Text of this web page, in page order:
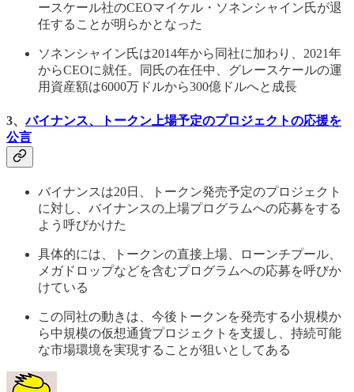
ースケール社のCEOマイケル・ソネンシャイン氏が退
任することが明らかとなった
ソネンシャイン氏は2014年から同社に加わり、2021年
からCEOに就任。同氏の在任中、グレースケールの運
用資産額は6000万ドルから300億ドルへと成長
3、バイナンス、トークン上場予定のプロジェクトの応援を
公言
バイナンスは20日、トークン発売予定のプロジェクト
に対し、バイナンスの上場プログラムへの応募をする
よう呼びかけた
具体的には、トークンの直接上場、ローンチプール、
メガドロップなどを含むプログラムへの応募を呼びか
けている
この同社の動きは、今後トークンを発売する小規模か
ら中規模の仮想通貨プロジェクトを支援し、持続可能
な市場環境を実現することが狙いとしてある